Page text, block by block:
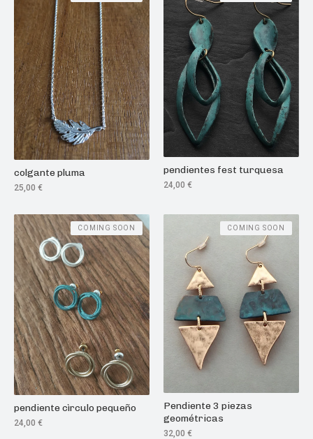
colgante pluma
25,00 €
pendientes fest turquesa
24,00 €
pendiente cìrculo pequeño
24,00 €
COMING SOON
Pendiente 3 piezas
geométricas
32,00 €
COMING SOON